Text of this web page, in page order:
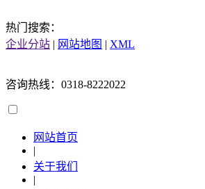
热门搜索：
企业分站 | 网站地图 | XML
咨询热线：0318-8222022
网站首页
|
关于我们
|